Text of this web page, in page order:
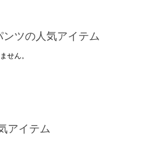
ツの人気アイテム
せん。
アイテム